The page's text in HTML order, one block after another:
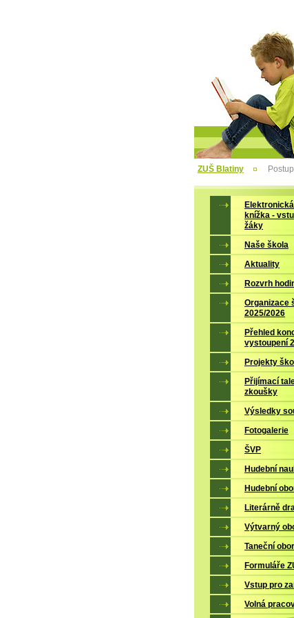
ZUŠ Blatiny
knížka -
žáky
Naše škola
Aktuality
Rozvrh
Organizace
2025/2026
Přehled
vystoupení
Projekty
Přijímací
zkoušky
Výsledky
Fotogalerie
ŠVP
Hudební
Hudební
Literárně
Výtvarný
Taneční obor
Formuláře
Vstup pro
Volná